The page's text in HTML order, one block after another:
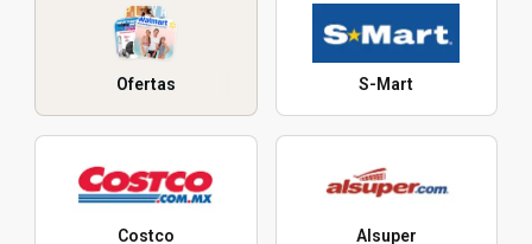
Ofertas S-Mart
Costco Alsuper